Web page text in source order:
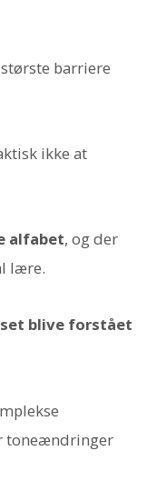
barriere
ikke at
alfabet, og der
lære.
blive forstået
toneændringer